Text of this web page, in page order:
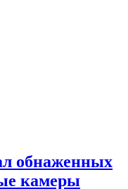
обнаженных
камеры